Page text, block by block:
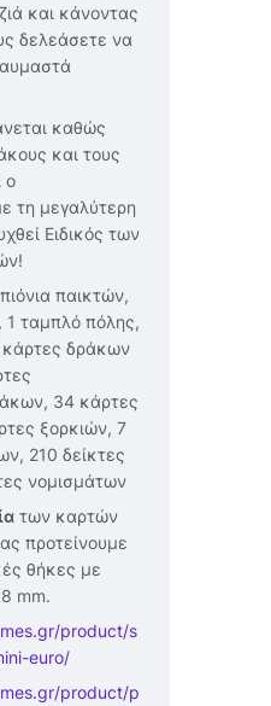
και κάνοντας
δελεάσετε να
καθώς
και τους
ο
τη μεγαλύτερη
Ειδικός των
παικτών,
1 ταμπλό πόλης,
δράκων
34 κάρτες
ξορκιών, 7
210 δείκτες
νομισμάτων
των καρτών
προτείνουμε
θήκες με
mm.
product/s
euro/
product/p